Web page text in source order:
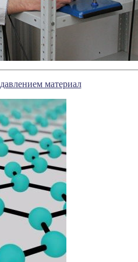
материал